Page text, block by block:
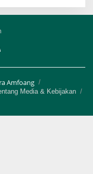
Amfoang
Media & Kebijakan